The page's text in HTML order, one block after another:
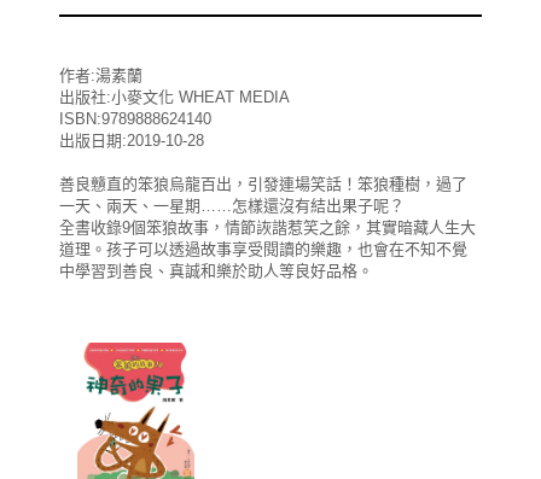
作者:湯素蘭
出版社:小麥文化 WHEAT MEDIA
ISBN:9789888624140
出版日期:2019-10-28
善良戇直的笨狼烏龍百出，引發連場笑話！笨狼種樹，過了
一天、兩天、一星期……怎樣還沒有結出果子呢？
全書收錄9個笨狼故事，情節詼諧惹笑之餘，其實暗藏人生大
道理。孩子可以透過故事享受閱讀的樂趣，也會在不知不覺
中學習到善良、真誠和樂於助人等良好品格。